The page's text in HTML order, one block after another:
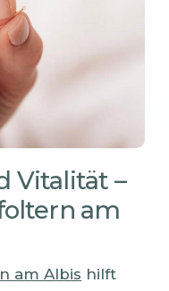
Vitalität –
am
am Albis hilft